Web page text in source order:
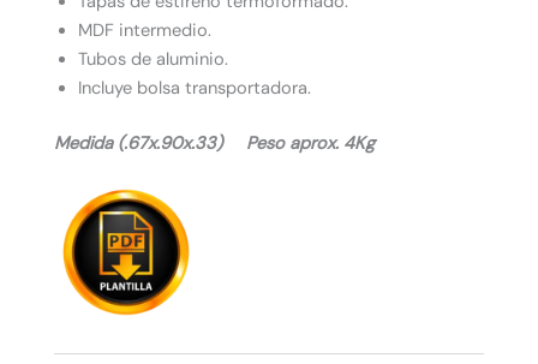
MDF intermedio.
Tubos de aluminio.
Incluye bolsa transportadora.
Medida (.67x.90x.33) Peso aprox. 4Kg